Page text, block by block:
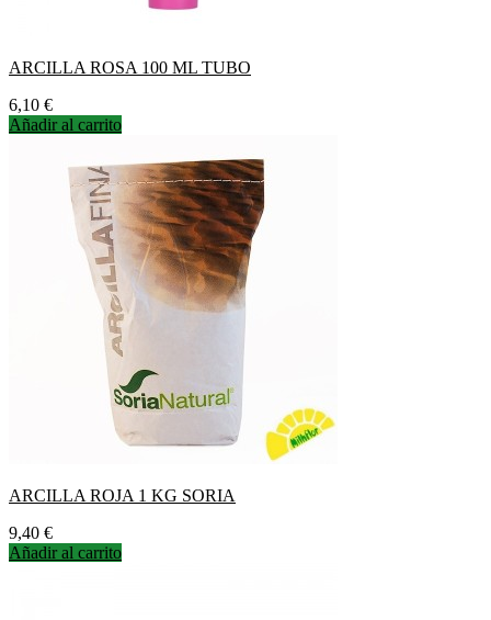
ARCILLA ROSA 100 ML TUBO
Precio
6,10 €
Añadir al carrito
ARCILLA ROJA 1 KG SORIA
Precio
9,40 €
Añadir al carrito